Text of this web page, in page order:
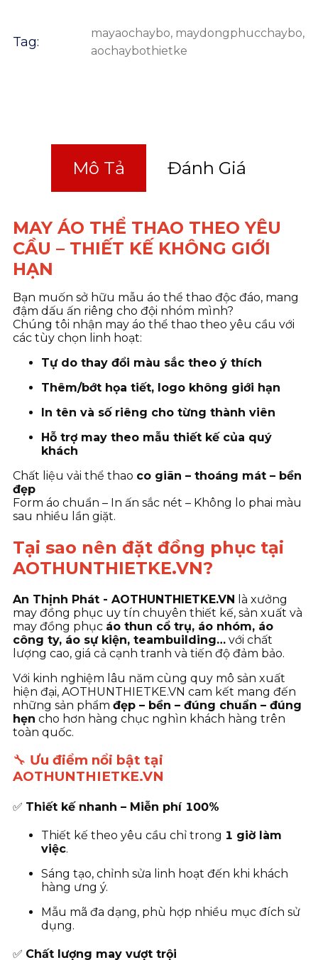
Tag:
mayaochaybo, maydongphucchaybo,
aochaybothietke
Mô Tả Đánh Giá
MAY ÁO THỂ THAO THEO YÊU
CẦU – THIẾT KẾ KHÔNG GIỚI
HẠN
Bạn muốn sở hữu mẫu áo thể thao độc đáo, mang
đậm dấu ấn riêng cho đội nhóm mình?
Chúng tôi nhận may áo thể thao theo yêu cầu với
các tùy chọn linh hoạt:
Tự do thay đổi màu sắc theo ý thích
Thêm/bớt họa tiết, logo không giới hạn
In tên và số riêng cho từng thành viên
Hỗ trợ may theo mẫu thiết kế của quý
khách
Chất liệu vải thể thao co giãn – thoáng mát – bền
đẹp
Form áo chuẩn – In ấn sắc nét – Không lo phai màu
sau nhiều lần giặt.
Tại sao nên đặt đồng phục tại
AOTHUNTHIETKE.VN?
An Thịnh Phát - AOTHUNTHIETKE.VN là xưởng
may đồng phục uy tín chuyên thiết kế, sản xuất và
may đồng phục áo thun cổ trụ, áo nhóm, áo
công ty, áo sự kiện, teambuilding… với chất
lượng cao, giá cả cạnh tranh và tiến độ đảm bảo.
Với kinh nghiệm lâu năm cùng quy mô sản xuất
hiện đại, AOTHUNTHIETKE.VN cam kết mang đến
những sản phẩm đẹp – bền – đúng chuẩn – đúng
hẹn cho hơn hàng chục nghìn khách hàng trên
toàn quốc.
🔧 Ưu điểm nổi bật tại
AOTHUNTHIETKE.VN
✅ Thiết kế nhanh – Miễn phí 100%
Thiết kế theo yêu cầu chỉ trong 1 giờ làm
việc.
Sáng tạo, chỉnh sửa linh hoạt đến khi khách
hàng ưng ý.
Mẫu mã đa dạng, phù hợp nhiều mục đích sử
dụng.
✅ Chất lượng may vượt trội